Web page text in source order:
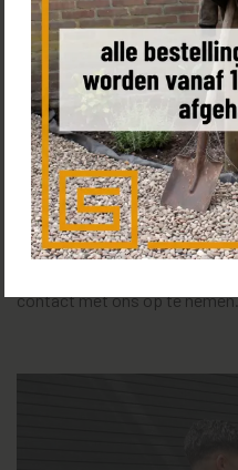
De basis maken van jouw
werken wij al jaren hard aan.
passie vervaardigd in onze
soorten wij met zorg uit. Of
hebt, een enorme tuin of een
situatie de juiste schutting.
schuttingen plaatsen door
schermen er ook hard om
mogelijk te maken. Het kan
contact met ons op te nemen.